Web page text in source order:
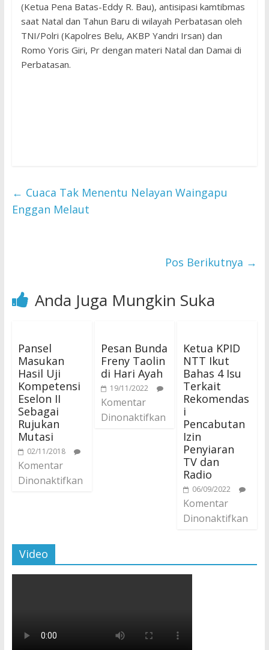
(Ketua Pena Batas-Eddy R. Bau), antisipasi kamtibmas
saat Natal dan Tahun Baru di wilayah Perbatasan oleh
TNI/Polri (Kapolres Belu, AKBP Yandri Irsan) dan
Romo Yoris Giri, Pr dengan materi Natal dan Damai di
Perbatasan.
← Cuaca Tak Menentu Nelayan Waingapu
Enggan Melaut
Pos Berikutnya →
Anda Juga Mungkin Suka
Pansel
Masukan
Hasil Uji
Kompetensi
Eselon II
Sebagai
Rujukan
Mutasi
02/11/2018
Komentar
Dinonaktifkan
Pesan Bunda
Freny Taolin
di Hari Ayah
19/11/2022
Komentar
Dinonaktifkan
Ketua KPID
NTT Ikut
Bahas 4 Isu
Terkait
Rekomendas
i
Pencabutan
Izin
Penyiaran
TV dan
Radio
06/09/2022
Komentar
Dinonaktifkan
Video